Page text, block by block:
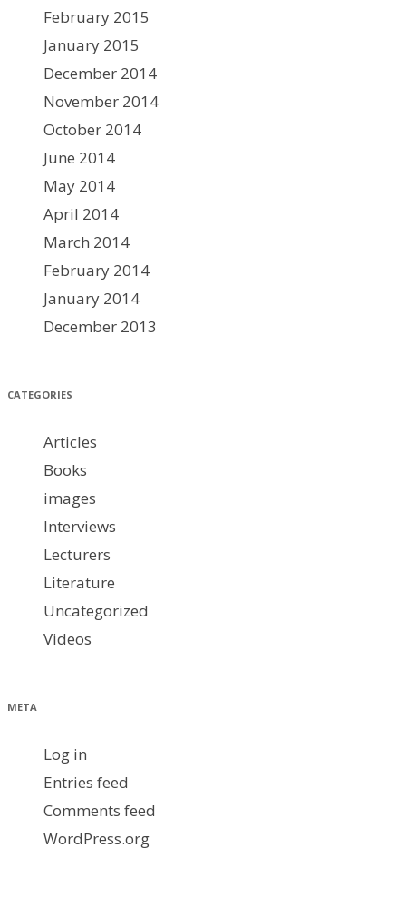
February 2015
January 2015
December 2014
November 2014
October 2014
June 2014
May 2014
April 2014
March 2014
February 2014
January 2014
December 2013
CATEGORIES
Articles
Books
images
Interviews
Lecturers
Literature
Uncategorized
Videos
META
Log in
Entries feed
Comments feed
WordPress.org